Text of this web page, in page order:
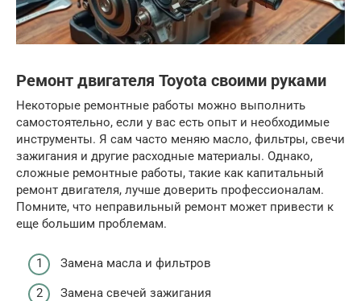
Ремонт двигателя Toyota своими руками
Некоторые ремонтные работы можно выполнить
самостоятельно, если у вас есть опыт и необходимые
инструменты. Я сам часто меняю масло, фильтры, свечи
зажигания и другие расходные материалы. Однако,
сложные ремонтные работы, такие как капитальный
ремонт двигателя, лучше доверить профессионалам.
Помните, что неправильный ремонт может привести к
еще большим проблемам.
Замена масла и фильтров
Замена свечей зажигания